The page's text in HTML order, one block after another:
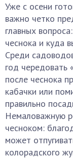
Уже с осени
важно четко
главных
чеснока и куда
Среди
год чередовать
после чеснока
кабачки или
правильно
Немаловажную
чесноком:
может
колорадского